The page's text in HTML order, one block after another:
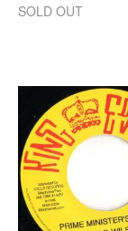
SOLD OUT